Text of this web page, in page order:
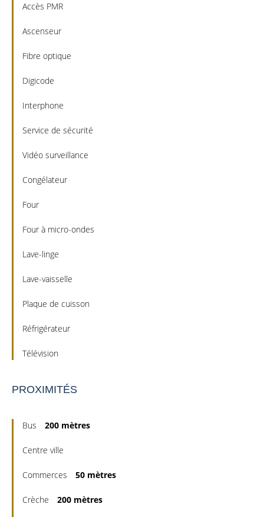
Accès PMR
Ascenseur
Fibre optique
Digicode
Interphone
Service de sécurité
Vidéo surveillance
Congélateur
Four
Four à micro-ondes
Lave-linge
Lave-vaisselle
Plaque de cuisson
Réfrigérateur
Télévision
PROXIMITÉS
Bus 200 mètres
Centre ville
Commerces 50 mètres
Crèche 200 mètres